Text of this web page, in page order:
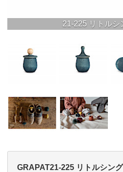
21-225 リトルシ
GRAPAT21-225 リトルシン